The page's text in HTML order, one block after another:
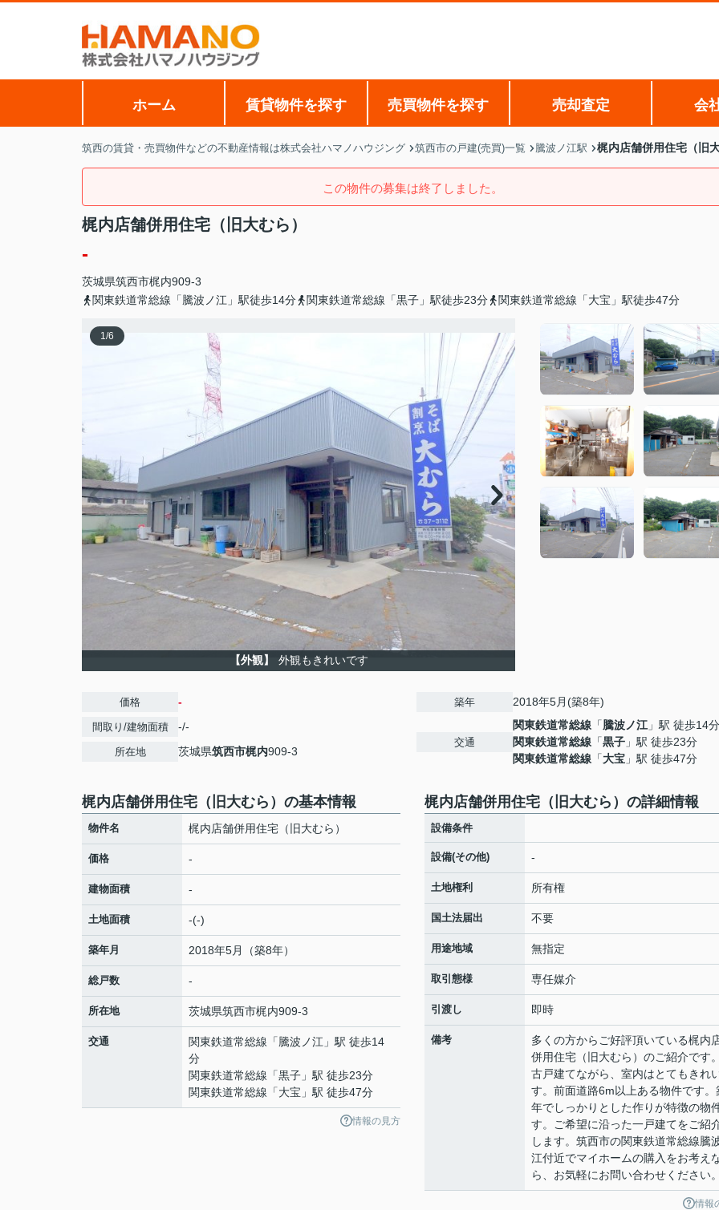
ホーム 賃貸物件を探す 売買物件を探す 売却査定 会
筑西の賃貸・売買物件などの不動産情報は株式会社ハマノハウジング 筑西市の戸建(売買)一覧 騰波ノ江駅 梶内店舗併用住宅（旧
この物件の募集は終了しました。
梶内店舗併用住宅（旧大むら）
-
茨城県筑西市梶内909-3
関東鉄道常総線「騰波ノ江」駅徒歩14分
関東鉄道常総線「黒子」駅徒歩23分 関東鉄道常総線「大宝」駅徒歩47分
1/6
【外観】 外観もきれいです
価格 -
間取り/建物面積 -/-
所在地 茨城県筑西市梶内909-3
築年 2018年5月(築8年)
交通
関東鉄道常総線 「騰波ノ江 」駅 徒歩14分
関東鉄道常総線 「黒子 」駅 徒歩23分
関東鉄道常総線 「大宝 」駅 徒歩47分
梶内店舗併用住宅（旧大むら）の基本情報
物件名 梶内店舗併用住宅（旧大むら）
価格 -
建物面積 -
土地面積 -(-)
築年月 2018年5月（築8年）
総戸数 -
所在地 茨城県筑西市梶内909-3
交通 関東鉄道常総線 「 騰波ノ江 」駅 徒歩14
分
関東鉄道常総線 「黒子 」駅 徒歩23分
関東鉄道常総線 「大宝 」駅 徒歩47分
情報の見方
梶内店舗併用住宅（旧大むら）の詳細情報
設備条件
設備(その他) -
土地権利 所有権
国土法届出 不要
用途地域 無指定
取引態様 専任媒介
引渡し 即時
備考
多くの方からご好評頂いている梶内
併用住宅（旧大むら）のご紹介です
古戸建てながら、室内はとてもきれ
す。前面道路6m以上ある物件です。
年でしっかりとした作りが特徴の物
す。ご希望に沿った一戸建てをご紹
します。筑西市の関東鉄道常総線騰
江付近でマイホームの購入をお考え
ら、お気軽にお問い合わせください
情報